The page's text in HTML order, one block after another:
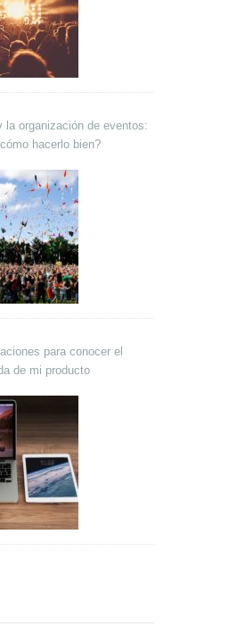
la organización de eventos:
hacerlo bien?
para conocer el
de mi producto